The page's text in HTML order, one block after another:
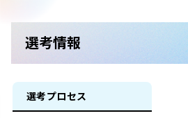
選考情報
選考プロセス